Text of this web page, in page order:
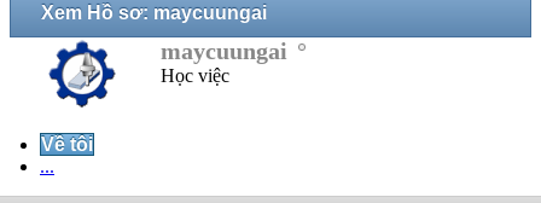
Xem Hồ sơ: maycuungai
maycuungai
Học việc
Về tôi
...